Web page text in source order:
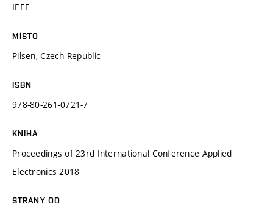
IEEE
MÍSTO
Pilsen, Czech Republic
ISBN
978-80-261-0721-7
KNIHA
Proceedings of 23rd International Conference Applied
Electronics 2018
STRANY OD